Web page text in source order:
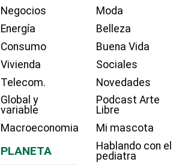
Negocios
Energía
Consumo
Vivienda
Telecom.
Global y
variable
Macroeconomia
PLANETA
Moda
Belleza
Buena Vida
Sociales
Novedades
Podcast Arte
Libre
Mi mascota
Hablando con el
pediatra